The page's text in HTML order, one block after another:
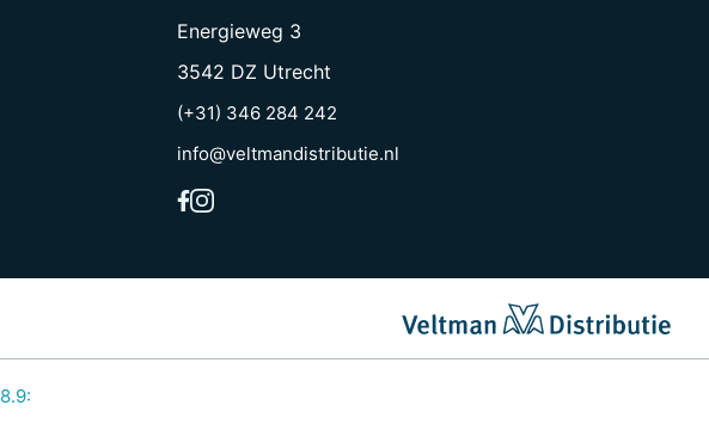
Energieweg 3
3542 DZ Utrecht
(+31) 346 284 242
info@veltmandistributie.nl
8.9: